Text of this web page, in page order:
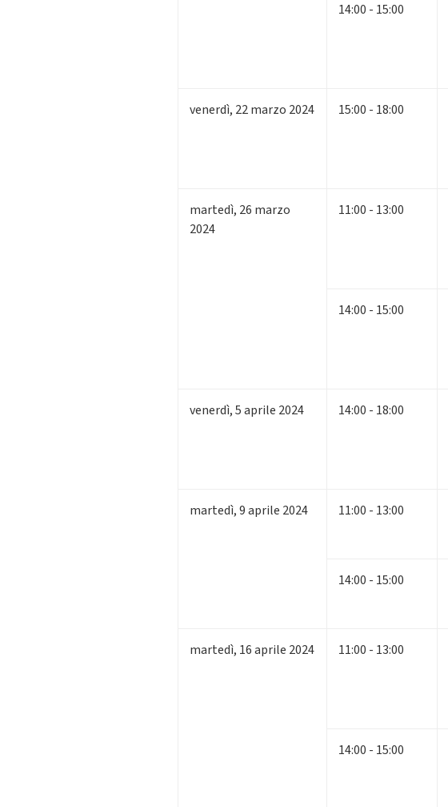
14:00 - 15:00
venerdì, 22marzo 2024 15:00 - 18:00
martedì, 26 marzo
2024
11:00 - 13:00
14:00 - 15:00
venerdì,5aprile 2024 14:00 - 18:00
martedì,9aprile 2024 11:00 - 13:00
14:00 - 15:00
martedì, 16aprile 2024 11:00 - 13:00
14:00 - 15:00